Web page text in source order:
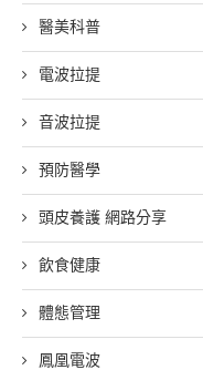
醫美科普
電波拉提
音波拉提
預防醫學
頭皮養護 網路分享
飲食健康
體態管理
鳳凰電波